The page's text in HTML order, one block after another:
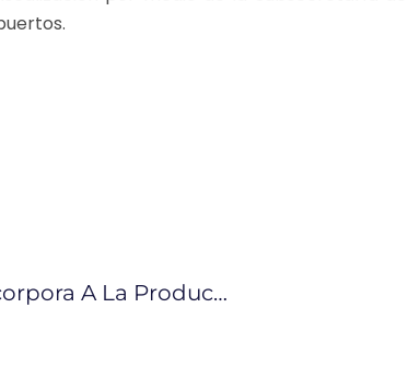
Un Nuevo Campo Petrolero Se Incorpora A La Producción Nacional Con 1200 Barriles Diarios